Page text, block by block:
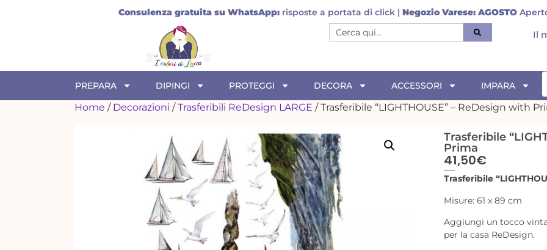
Consulenza gratuita su WhatsApp:risposte a portata di click | Negozio Varese:AGOSTO
Il
PREPARA DIPINGI PROTEGGI DECORA ACCESSORI IMPARA
Home / Decorazioni /Trasferibili ReDesign LARGE / Trasferibile “LIGHTHOUSE” – ReDesign with
Trasferibile
Prima
41,50€
Trasferibile
Misure: 61 x 89 cm
Aggiungi un tocco
per la casa ReDesign.